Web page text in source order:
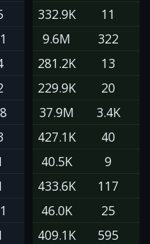
332.9K 11
9.6M 322
281.2K 13
229.9K 20
37.9M 3.4K
427.1K 40
40.5K 9
433.6K 117
46.0K 25
409.1K 595